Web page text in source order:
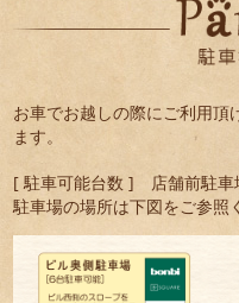
お車でお越しの際にご利用頂
ます。
[ 駐車可能台数 ] 店舗前駐車
駐車場の場所は下図をご参照